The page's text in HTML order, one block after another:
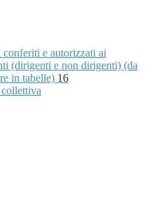
e autorizzati ai
(dirigenti e non dirigenti) (da
in tabelle) 16